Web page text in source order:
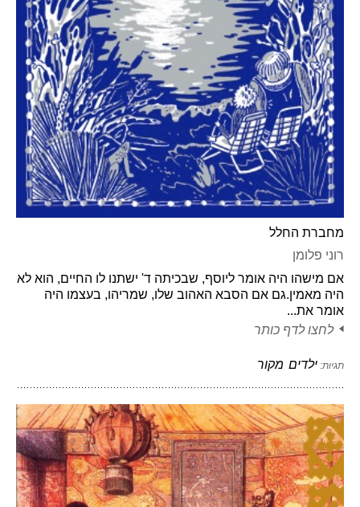
מחברת החלל
רוני פלומן
אם מישהו היה אומר ליוסף, שבכיתה ד' ישתנו לו החיים, הוא לא
היה מאמין.גם אם הסבא האהוב שלו, שמריהו, בעצמו היה
אומר את...
לחצו לדף כותר
תגיות: ילדים מקור